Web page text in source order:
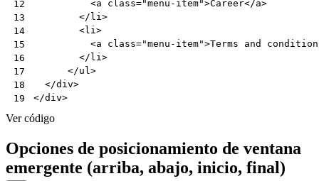
12
13
14
15
16
17
18
19
<a class="menu-item">Career</a>
</ li>
<li>
<a class="menu-item">Terms and
</ li>
</ul>
</div>
</div>
Ver código
Opciones de posicionamiento de ventana
emergente (arriba, abajo, inicio, final)